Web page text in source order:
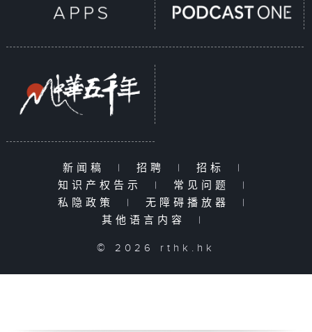
新闻稿 | 招聘 | 招标
|
知识产权告示
| 常见问题
|
私隐政策
| 无障碍播放器
|
其他语言内容
|
© 2026 rthk.hk